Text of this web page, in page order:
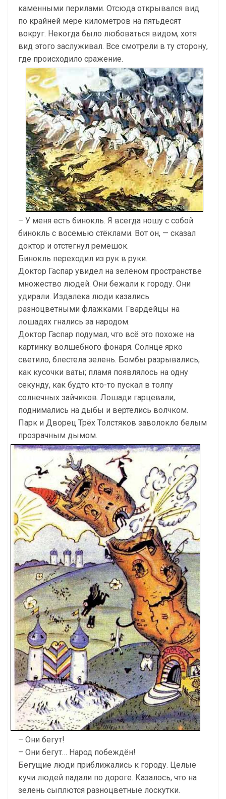
каменными перилами. Отсюда открывался вид
по крайней мере километров на пятьдесят
вокруг. Некогда было любоваться видом, хотя
вид этого заслуживал. Все смотрели в ту сторону,
где происходило сражение.
– У меня есть бинокль. Я всегда ношу с собой
бинокль с восемью стёклами. Вот он, — сказал
доктор и отстегнул ремешок.
Бинокль переходил из рук в руки.
Доктор Гаспар увидел на зелёном пространстве
множество людей. Они бежали к городу. Они
удирали. Издалека люди казались
разноцветными флажками. Гвардейцы на
лошадях гнались за народом.
Доктор Гаспар подумал, что всё это похоже на
картинку волшебного фонаря. Солнце ярко
светило, блестела зелень. Бомбы разрывались,
как кусочки ваты; пламя появлялось на одну
секунду, как будто кто-то пускал в толпу
солнечных зайчиков. Лошади гарцевали,
поднимались на дыбы и вертелись волчком.
Парк и Дворец Трёх Толстяков заволокло белым
прозрачным дымом.
– Они бегут!
– Они бегут… Народ побеждён!
Бегущие люди приближались к городу. Целые
кучи людей падали по дороге. Казалось, что на
зелень сыплются разноцветные лоскутки.